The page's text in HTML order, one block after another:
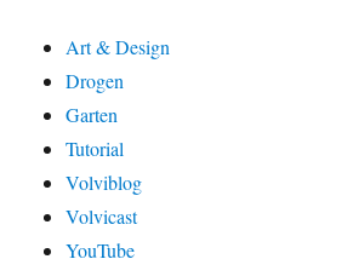
Art & Design
Drogen
Garten
Tutorial
Volviblog
Volvicast
YouTube